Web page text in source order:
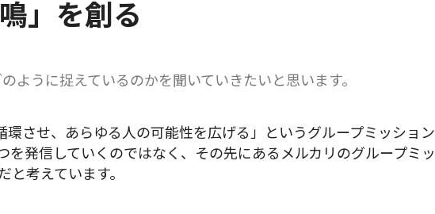
」を創る
ように捉えているのかを聞いていきたいと思います。
環させ、あらゆる人の可能性を広げる」というグループミッション
を発信していくのではなく、その先にあるメルカリのグループミッ
考えています。